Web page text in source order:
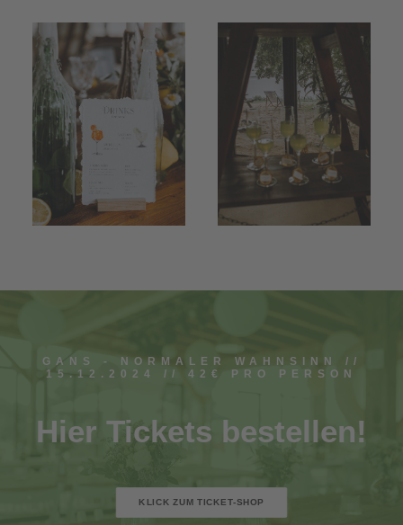
GANS - NORMALER WAHNSINN //
15.12.2024 // 42€ PRO PERSON
Hier Tickets bestellen!
KLICK ZUM TICKET-SHOP